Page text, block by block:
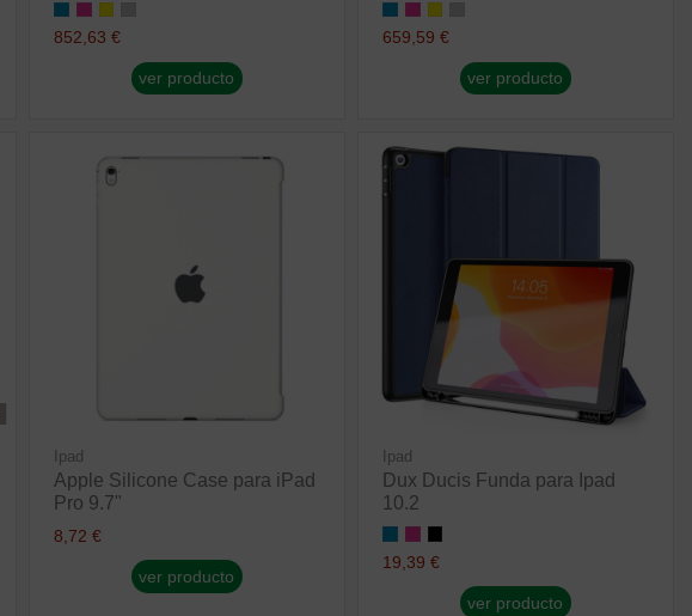
852,63 €
ver producto
659,59 €
ver producto
Ipad
Apple Silicone Case para iPad
Pro 9.7"
8,72 €
ver producto
Ipad
Dux Ducis Funda para Ipad
10.2
19,39 €
ver producto